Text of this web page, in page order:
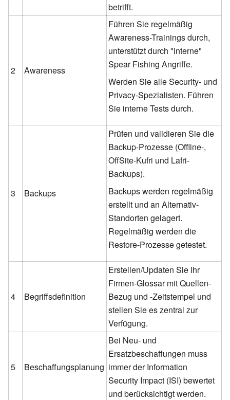
betrifft.
2 Awareness
Führen Sie regelmäßig
Awareness-Trainings durch,
unterstützt durch "interne"
Spear Fishing Angriffe.
Werden Sie alle Security- und
Privacy-Spezialisten. Führen
Sie interne Tests durch.
3 Backups
Prüfen und validieren Sie die
Backup-Prozesse (Offline-,
OffSite-Kufri und Lafri-
Backups).
Backups werden regelmäßig
erstellt und an Alternativ-
Standorten gelagert.
Regelmäßig werden die
Restore-Prozesse getestet.
4 Begriffsdefinition
Erstellen/Updaten Sie Ihr
Firmen-Glossar mit Quellen-
Bezug und -Zeitstempel und
stellen Sie es zentral zur
Verfügung.
5 Beschaffungsplanung
Bei Neu- und
Ersatzbeschaffungen muss
immer der Information
Security Impact (ISI) bewertet
und berücksichtigt werden.